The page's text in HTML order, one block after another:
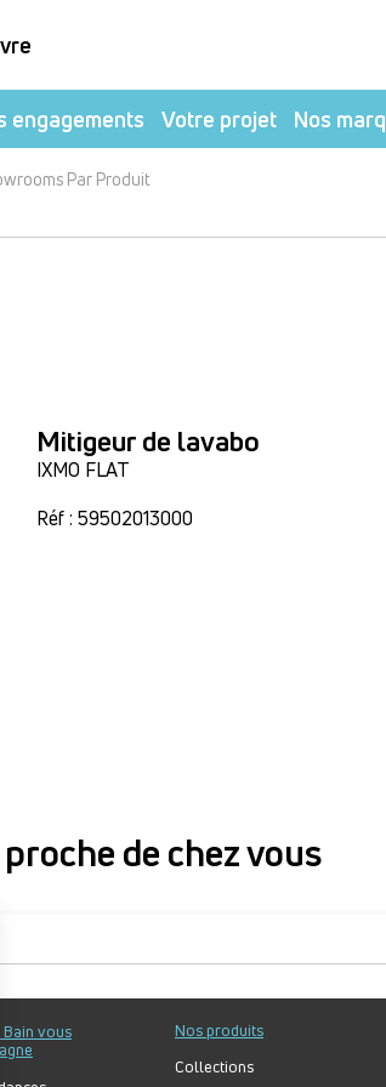
engagements Votre projet Nos
Par Produit
Mitigeur de lavabo
IXMO FLAT
Réf : 59502013000
de chez vous
de chez vous
Bain vous
Nos produits
Collections